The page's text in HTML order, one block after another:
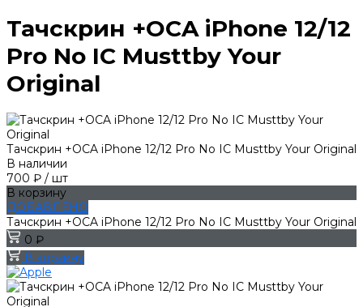
Тачскрин +OCA iPhone 12/12
Pro No IC Musttby Your
Original
Тачскрин +OCA iPhone 12/12 Pro No IC Musttby Your Original
В наличии
700 ₽ / шт
В корзину
ДОБАВЛЕНО
Тачскрин +OCA iPhone 12/12 Pro No IC Musttby Your Original
0 ₽
В корзину